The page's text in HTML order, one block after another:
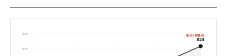
840
820
824
過去3期最高